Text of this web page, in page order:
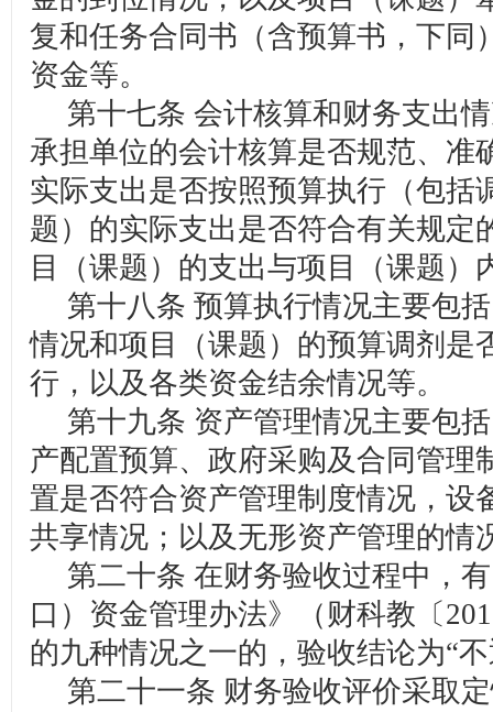
复和任务合同书（含预算书，下同
资金等。
第十七条 会计核算和财务支出
承担单位的会计核算是否规范、准
实际支出是否按照预算执行（包括
题）的实际支出是否符合有关规定
目（课题）的支出与项目（课题）
第十八条 预算执行情况主要包
情况和项目（课题）的预算调剂是
行，以及各类资金结余情况等。
第十九条 资产管理情况主要包
产配置预算、政府采购及合同管理
置是否符合资产管理制度情况，设
共享情况；以及无形资产管理的情
第二十条 在财务验收过程中，
口）资金管理办法》（财科教〔
的九种情况之一的，验收结论为“
第二十一条 财务验收评价采取